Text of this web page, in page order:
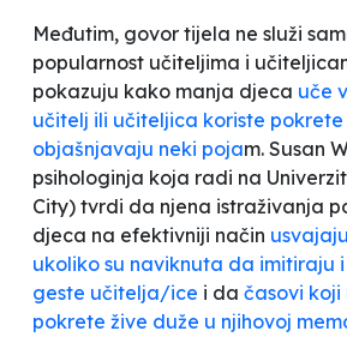
Međutim, govor tijela ne služi
popularnost učiteljima i
pokazuju kako manja djeca uče
učitelj ili učiteljica koriste
objašnjavaju neki pojam. Susan
psihologinja koja radi na
City) tvrdi da njena istraživanja
djeca na efektivniji način
ukoliko su naviknuta da imitiraju
geste učitelja/ice i da časovi koji
pokrete žive duže u njihovoj